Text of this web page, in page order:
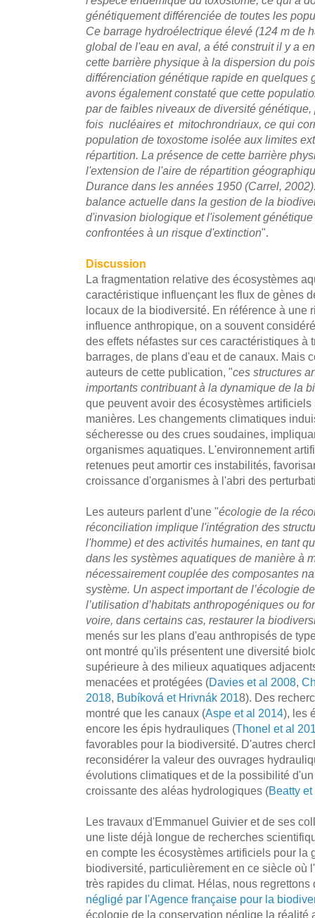
génétiquement différenciée de toutes les
Ce barrage hydroélectrique élevé (124 m de
global de l'eau en aval, a été construit il y a
cette barrière physique à la dispersion du
différenciation génétique rapide en quelques
avons également constaté que cette
par de faibles niveaux de diversité
fois nucléaires et mitochrondriaux, ce qui
population de toxostome isolée aux limites
répartition. La présence de cette barrière
l'extension de l'aire de répartition
Durance dans les années 1950 (Carrel,
balance actuelle dans la gestion de la
d'invasion biologique et l'isolement
confrontées à un risque d'extinction".
Discussion
La fragmentation relative des écosystèmes
caractéristique influençant les flux de gènes
locaux de la biodiversité. En référence à une
influence anthropique, on a souvent
des effets néfastes sur ces caractéristiques à
barrages, de plans d'eau et de canaux. Mais
auteurs de cette publication, "ces structures
importants contribuant à la dynamique de la
que peuvent avoir des écosystèmes
manières. Les changements climatiques
sécheresse ou des crues soudaines,
organismes aquatiques. L'environnement
retenues peut amortir ces instabilités,
croissance d'organismes à l'abri des
Les auteurs parlent d'une "écologie de la
réconciliation implique l'intégration des
l'homme) et des activités humaines, en tant
dans les systèmes aquatiques de manière à
nécessairement couplée des composantes
système. Un aspect important de l’écologie
l’utilisation d’habitats anthropogéniques ou
voire, dans certains cas, restaurer la
menés sur les plans d'eau anthropisés de
ont montré qu'ils présentent une diversité
supérieure à des milieux aquatiques
menacées et protégées (Davies et al 2008
2018 Bubíková et Hrivnák 2018). Des
montré que les canaux (Aspe et al 2014), les
encore les épis hydrauliques (Thonel et al
favorables pour la biodiversité. D'autres
reconsidérer la valeur des ouvrages
évolutions climatiques et de la possibilité
croissante des aléas hydrologiques (Beatty
Les travaux d'Emmanuel Guivier et de ses
une liste déjà longue de recherches
en compte les écosystèmes artificiels pour la
biodiversité, particulièrement en ce siècle où
très rapides du climat. Hélas, nous
négligé par l'Agence française pour la
écologie de la conservation néglige la réalité